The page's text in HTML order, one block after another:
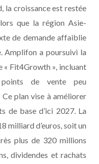
la croissance est restée
que la région Asie-
de demande affaiblie
Amplifon a poursuivi la
« Fit4Growth », incluant
de vente peu
plan vise à améliorer
de base d’ici 2027. La
milliard d’euros, soit un
plus de 320 millions
dividendes et rachats